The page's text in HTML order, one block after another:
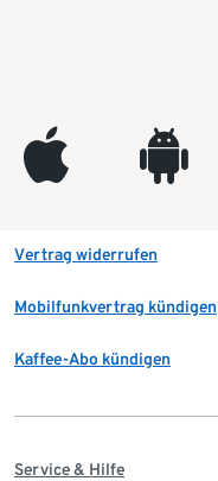
appleinc android
Vertrag widerrufen
Mobilfunkvertrag kündigen
Kaffee-Abo kündigen
Service & Hilfe